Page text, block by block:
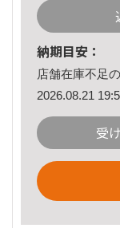
納期目安：
店舗在庫不足
2026.08.21
受